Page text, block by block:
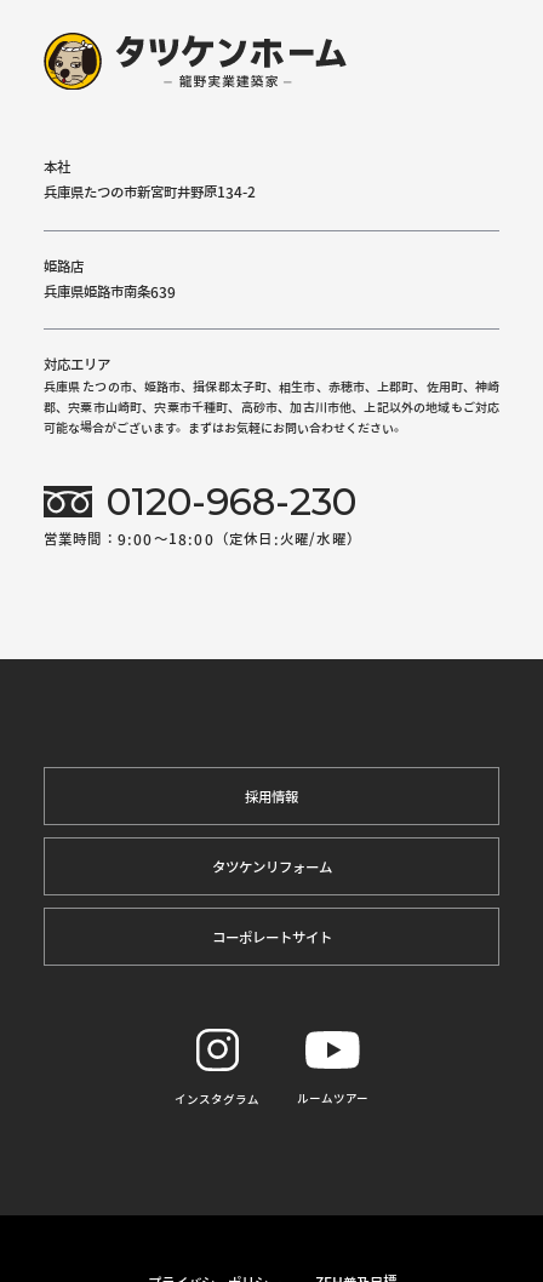
本社
兵庫県たつの市新宮町井野原134-2
姫路店
兵庫県姫路市南条639
対応エリア
兵庫県 たつの市、姫路市、揖保郡太子町、相生市、赤穂市、上郡町、佐用町、神崎
郡、宍粟市山崎町、宍粟市千種町、高砂市、加古川市他、上記以外の地域もご対応
可能な場合がございます。まずはお気軽にお問い合わせください。
0120-968-230
営業時間：9:00～18:00（定休日:火曜/水曜）
採用情報
タツケンリフォーム
コーポレートサイト
インスタグラム ルームツアー